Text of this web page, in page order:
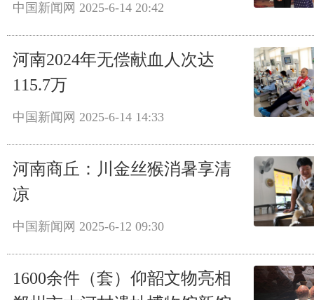
中国新闻网 2025-6-14 20:42
河南2024年无偿献血人次达
115.7万
中国新闻网 2025-6-14 14:33
河南商丘：川金丝猴消暑享清
凉
中国新闻网 2025-6-12 09:30
1600余件（套）仰韶文物亮相